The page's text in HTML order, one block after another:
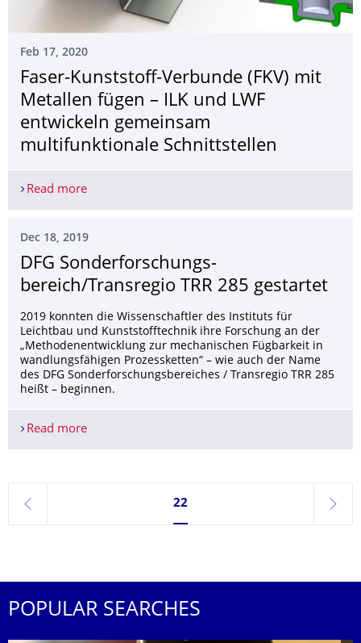
Feb 17, 2020
Faser-Kunststoff-Verbunde (FKV) mit
Metallen fügen – ILK und LWF
entwickeln gemeinsam
multifunktionale Schnittstellen
Read moreFaser-Kunststoff-Verbunde (FKV) mit Metallen
Dec 18, 2019
DFG Sonderforschungs­
bereich/Transregio TRR 285 gestartet
2019 konnten die Wissenschaftler des Instituts für
Leichtbau und Kunststofftechnik ihre Forschung an der
„Methodenentwicklung zur mechanischen Fügbarkeit in
wandlungsfähigen Prozessketten“ – wie auch der Name
des DFG Sonderforschungsbereiches / Transregio TRR 285
heißt – beginnen.
Read moreDFG Sonderforschungsbereich/Transregio TRR
previous
Currently on page 22
22
next
POPULAR SEARCHES